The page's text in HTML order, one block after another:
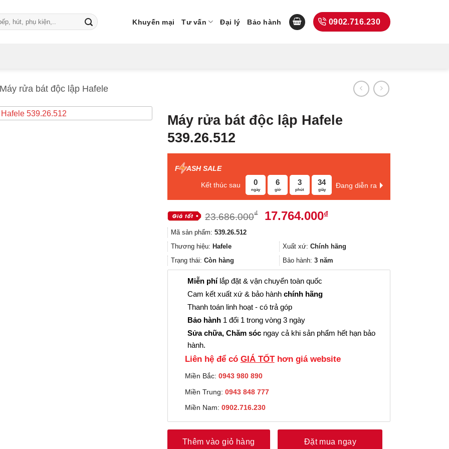
Khuyến mại Tư vấn Đại lý Bảo hành 0902.716.230
Máy rửa bát độc lập Hafele
Máy rửa bát độc lập Hafele
539.26.512
F ASH SALE
Kết thúc sau 0
ngày
6
giờ
3
phút
33
giây
Đang diễn ra
23.686.000₫
Giá
23.686.000₫.
17.764.000₫Giá
là:
17.764.000₫.
Mã sản phẩm: 539.26.512
Thương hiệu: Hafele Xuất xứ: Chính hãng
Trạng thái: Còn hàng Bảo hành: 3 năm
Miễn phílắp đặt & vận chuyển toàn quốc
Cam kết xuất xứ & bảo hành chính hãng
Thanh toán linh hoạt - có trả góp
Bảo hành 1 đổi 1 trong vòng 3 ngày
Sửa chữa, Chăm sóc ngay cả khi sản phẩm hết hạn bảo
hành.
Liên hệ để có GIÁ TỐThơn giá website
Miền Bắc: 0943 980 890
Miền Trung: 0943 848 777
Miền Nam: 0902.716.230
Thêm vào giỏ hàng Đặt mua ngay